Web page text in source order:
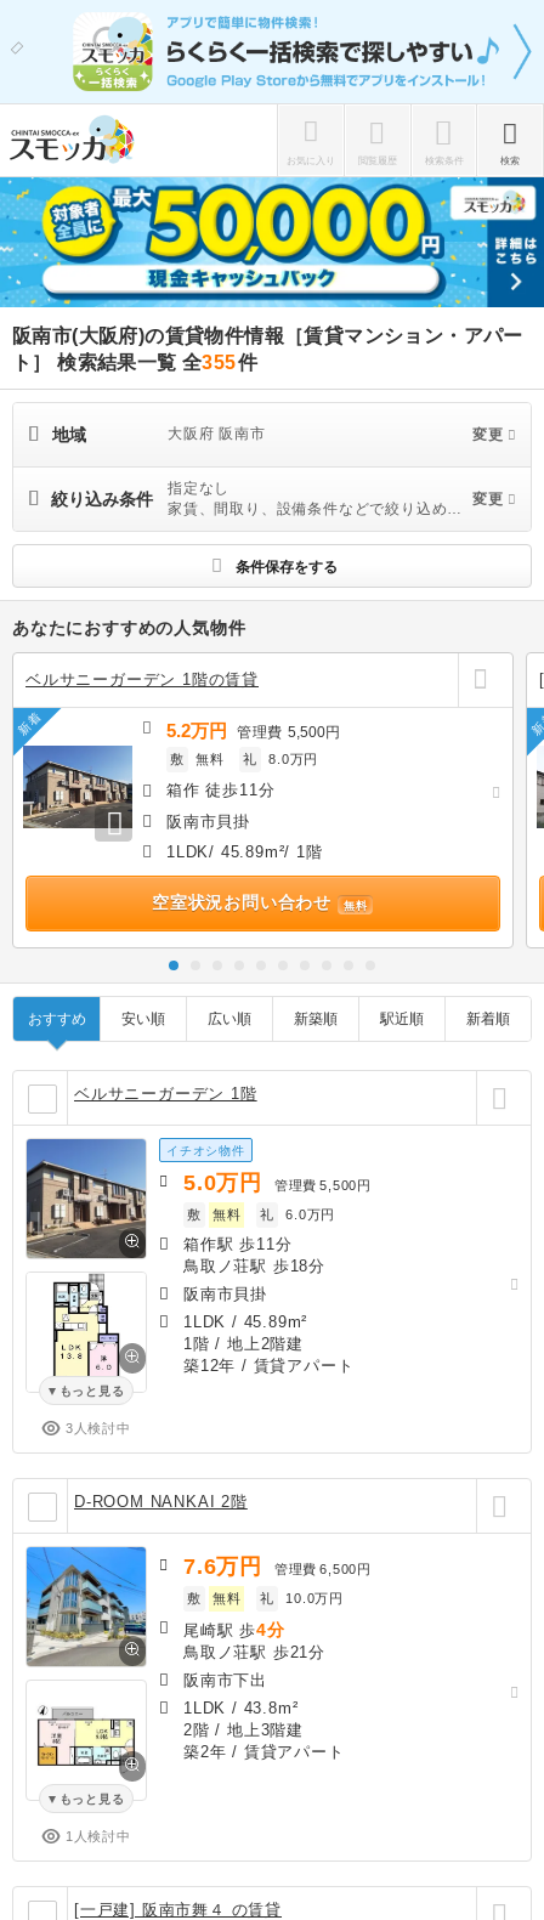
お気に入り 閲覧履歴 検索条件 検索
阪南市(大阪府)の賃貸物件情報［賃貸マンション・アパー
ト］ 検索結果一覧 全355件
地域 大阪府 阪南市 変更
絞り込み条件
指定なし
家賃、間取り、設備条件などで絞り込めま
す
変更
条件保存をする
あなたにおすすめの人気物件
ベルサニーガーデン 1階の賃貸
新着 5.2万円 管理費5,500円
敷 無料 礼 8.0万円
箱作 徒歩11分
阪南市貝掛
1LDK/ 45.89m²/ 1階
空室状況お問い合わせ 無料
おすすめ 安い順 広い順 新築順 駅近順 新着順
ベルサニーガーデン 1階
もっと見る
3人検討中
イチオシ物件
5.0万円 管理費 5,500円
敷
無料 礼 6.0万円
箱作駅 歩11分
鳥取ノ荘駅 歩18分
阪南市貝掛
1LDK / 45.89m²
1階 / 地上2階建
築12年 / 賃貸アパート
D-ROOM NANKAI 2階
もっと見る
1人検討中
7.6万円 管理費 6,500円
敷
無料 礼 10.0万円
尾崎駅 歩4分
鳥取ノ荘駅 歩21分
阪南市下出
1LDK / 43.8m²
2階 / 地上3階建
築2年 / 賃貸アパート
[一戸建] 阪南市舞４ の賃貸